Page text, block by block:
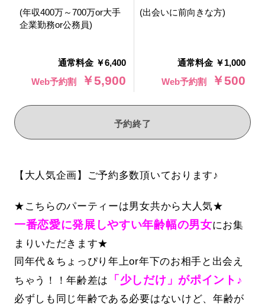
(年収400万～700万or大手
企業勤務or公務員)
通常料金 ￥6,400
Web予約割
￥5,900
(出会いに前向きな方)
通常料金 ￥1,000
Web予約割
￥500
予約終了
【大人気企画】ご予約多数頂いております♪
★こちらのパーティーは男女共から大人気★
一番恋愛に発展しやすい年齢幅の男女にお集
まりいただきます★
同年代＆ちょっぴり年上or年下のお相手と出会え
ちゃう！！年齢差は
「少しだけ」がポイント♪
必ずしも同じ年齢である必要はないけど、年齢が